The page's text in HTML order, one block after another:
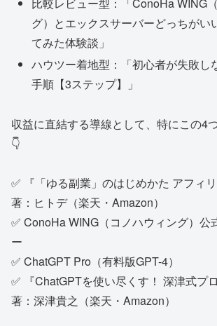
グ）とエックスサーバーどっちがい
てみた体験談」
ハウツー着地型：「初心者が失敗し
手順【3ステップ】」
収益に直結する導線として、特にこの4
👇
✅ 『「ゆる副業」のはじめかた アフィ
著：ヒトデ（楽天・Amazon）
✅ ConoHa WING（コノハウィング）公
ー
✅ ChatGPT Pro（有料版GPT-4）
✅ 『ChatGPTを使い尽くす！ 深津式プ
著：深津貴之（楽天・Amazon）